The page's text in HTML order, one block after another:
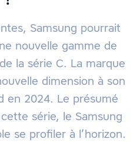
Samsung pourrait
nouvelle gamme de
la série C. La marque
dimension à son
en 2024. Le présumé
série, le Samsung
se profiler à l’horizon.